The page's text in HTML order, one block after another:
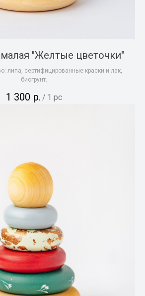
"Желтые цветочки"
липа, сертифицированные краски и лак,
биогрунт.
1 300 р. / 1 pc